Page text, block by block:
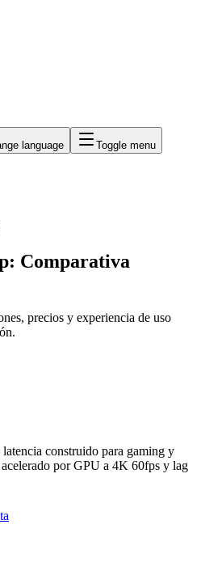
language Toggle menu
Comparativa
precios y experiencia de uso
construido para gaming y
por GPU a 4K 60fps y lag